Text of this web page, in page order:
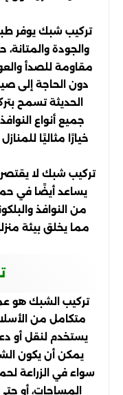
تركيب شبك يوفر
والجودة
مقاومة للصدأ
دون الحاجة إلى
الحديثة تسمح
جميع أنواع
خيارًا مثاليًا
تركيب شبك لا
يساعد أيضًا في
من النوافذ
مما يخلق بيئة
تركيب الشبك هو
متكامل من
يستخدم لنقل أو
يمكن أن يكون
سواء في الزراعة
المساحات، أو